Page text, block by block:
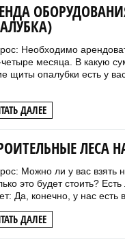
Необходимо
четыре месяца. В какую
щиты опалубки есть у
ДАЛЕЕ
ЛЕСА
Можно ли у вас взять
это будет стоить?
Да, конечно, у нас есть
ДАЛЕЕ